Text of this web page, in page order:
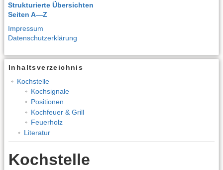
Strukturierte Übersichten
Seiten A—Z
Impressum
Datenschutzerklärung
Inhaltsverzeichnis
Kochstelle
Kochsignale
Positionen
Kochfeuer & Grill
Feuerholz
Literatur
Kochstelle